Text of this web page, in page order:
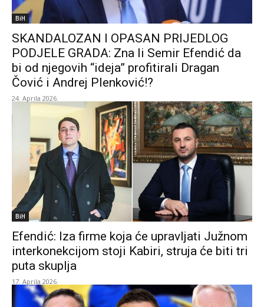
BiH
SKANDALOZAN I OPASAN PRIJEDLOG
PODJELE GRADA: Zna li Semir Efendić da
bi od njegovih “ideja” profitirali Dragan
Čović i Andrej Plenković!?
24. Aprila 2026.
BiH
Efendić: Iza firme koja će upravljati Južnom
interkonekcijom stoji Kabiri, struja će biti tri
puta skuplja
17. Aprila 2026.